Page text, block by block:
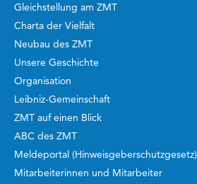
Gleichstellung am ZMT
Charta der Vielfalt
Neubau des ZMT
Unsere Geschichte
Organisation
Leibniz-Gemeinschaft
ZMT auf einen Blick
ABC des ZMT
Meldeportal (Hinweisgeberschutzgesetz)
Mitarbeiterinnen und Mitarbeiter